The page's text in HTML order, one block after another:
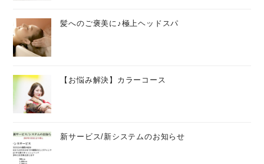
髪へのご褒美に♪極上ヘッドスパ
【お悩み解決】カラーコース
新サービス/新システムのお知らせ